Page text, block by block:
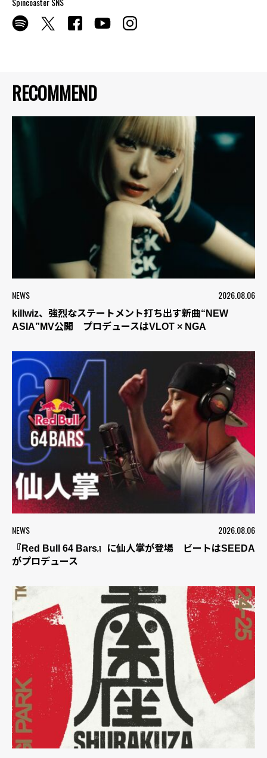
RECOMMEND
NEWS 2026.08.06
killwiz、強烈なステートメント打ち出す新曲“NEW
ASIA”MV公開 プロデュースはVLOT × NGA
NEWS 2026.08.06
『Red Bull 64 Bars』に仙人掌が登場 ビートはSEEDA
がプロデュース